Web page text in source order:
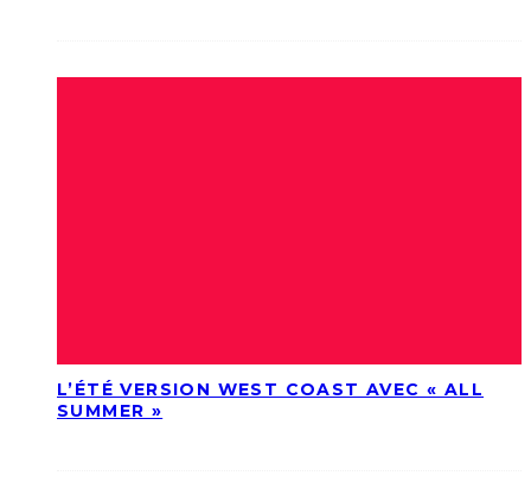
L’ÉTÉ VERSION WEST COAST AVEC « ALL
SUMMER »